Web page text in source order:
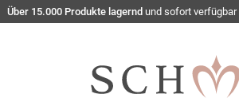
Über 15.000 Produkte lagernd und sofort verfügbar